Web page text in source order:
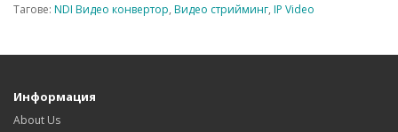
Тагове: NDI Видео конвертор, Видео стрийминг, IP Video
Информация
About Us